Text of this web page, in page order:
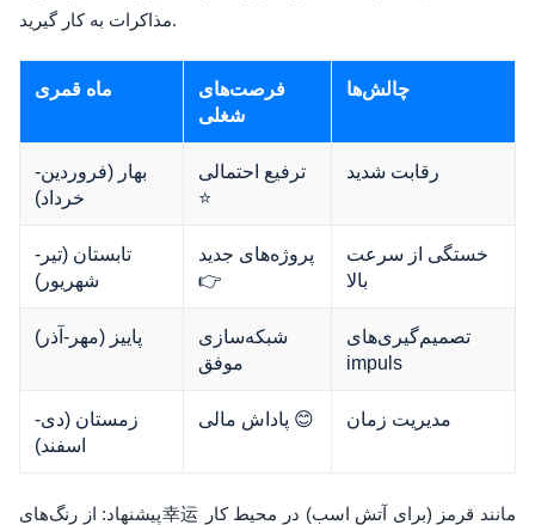
مذاکرات به کار گیرید.
ماه قمری
فرصت‌های
شغلی
چالش‌ها
بهار (فروردین-
خرداد)
ترفیع احتمالی
⭐
رقابت شدید
تابستان (تیر-
شهریور)
پروژه‌های جدید
👉
خستگی از سرعت
بالا
پاییز (مهر-آذر)
شبکه‌سازی
موفق
تصمیم‌گیری‌های
impuls
زمستان (دی-
اسفند)
پاداش مالی 😊 مدیریت زمان
پیشنهاد: از رنگ‌های幸运 مانند قرمز (برای آتش اسب) در محیط کار